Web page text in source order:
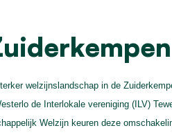
welzijnslandschap in de
de Interlokale vereniging (ILV)
Welzijn keuren deze